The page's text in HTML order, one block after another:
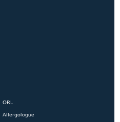
ORL
Allergologue